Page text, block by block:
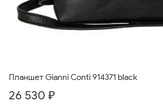
Планшет Gianni Conti 914371 black
26 530 ₽